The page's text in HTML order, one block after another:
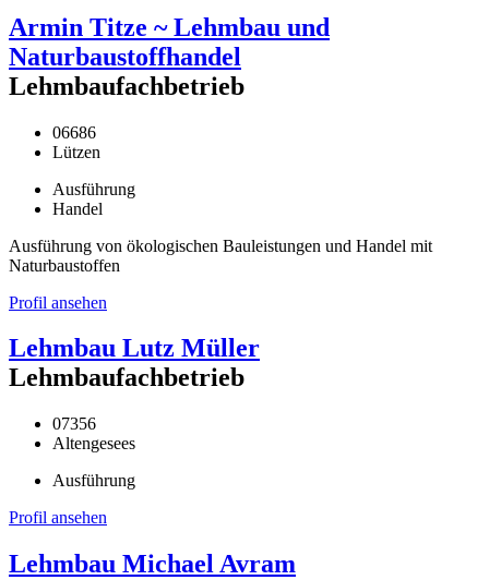
Armin Titze ~ Lehmbau und
Naturbaustoffhandel
Lehmbaufachbetrieb
06686
Lützen
Ausführung
Handel
Ausführung von ökologischen Bauleistungen und Handel mit
Naturbaustoffen
Profil ansehen
Lehmbau Lutz Müller
Lehmbaufachbetrieb
07356
Altengesees
Ausführung
Profil ansehen
Lehmbau Michael Avram